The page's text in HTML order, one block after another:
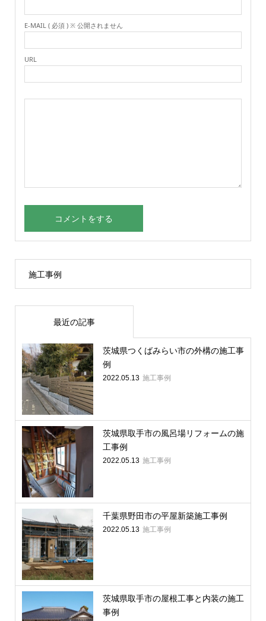
E-MAIL ( 必須 ) ※ 公開されません
URL
施工事例
最近の記事
茨城県つくばみらい市の外構の施工事
例
2022.05.13 施工事例
茨城県取手市の風呂場リフォームの施
工事例
2022.05.13 施工事例
千葉県野田市の平屋新築施工事例
2022.05.13 施工事例
茨城県取手市の屋根工事と内装の施工
事例